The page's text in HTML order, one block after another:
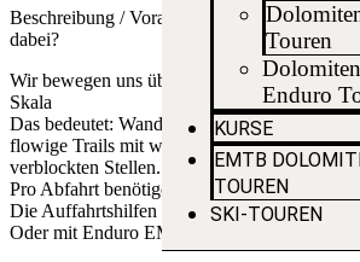
Touren
Dolomiten
Enduro
KURSE
EMTB
TOUREN
SKI-TOUREN
Beschreibung / Voraussetzungen / welche
dabei?
Wir bewegen uns überwiegend im
Skala
Das bedeutet: Wanderwege mit Steinen,
flowige Trails mit wenig schwierigen
verblockten Stellen.
Pro Abfahrt benötigen wir ca 3 – 5 Std. über
Die Auffahrtshilfen gibt es mit Shuttle und
Oder mit Enduro EMTB`s